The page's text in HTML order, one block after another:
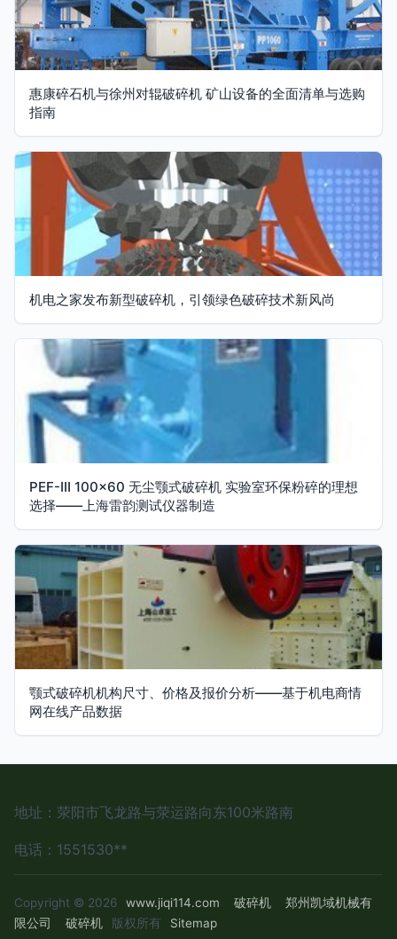
惠康碎石机与徐州对辊破碎机 矿山设备的全面清单与选购
指南
机电之家发布新型破碎机，引领绿色破碎技术新风尚
PEF-III 100×60 无尘颚式破碎机 实验室环保粉碎的理想
选择——上海雷韵测试仪器制造
颚式破碎机机构尺寸、价格及报价分析——基于机电商情
网在线产品数据
地址：荥阳市飞龙路与荥运路向东100米路南
电话：1551530**
Copyright © 2026 www.jiqi114.com 破碎机
郑州凯域机械有
限公司
破碎机 版权所有 Sitemap